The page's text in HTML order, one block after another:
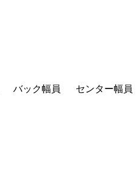
バック幅員 センター幅員